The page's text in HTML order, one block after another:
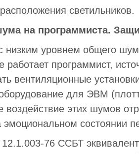
светильников.
на программиста.
низким уровнем общего
работает программист,
вентиляционные
для ЭВМ
воздействие этих шумов
эмоциональном состоянии
76 ССБТ